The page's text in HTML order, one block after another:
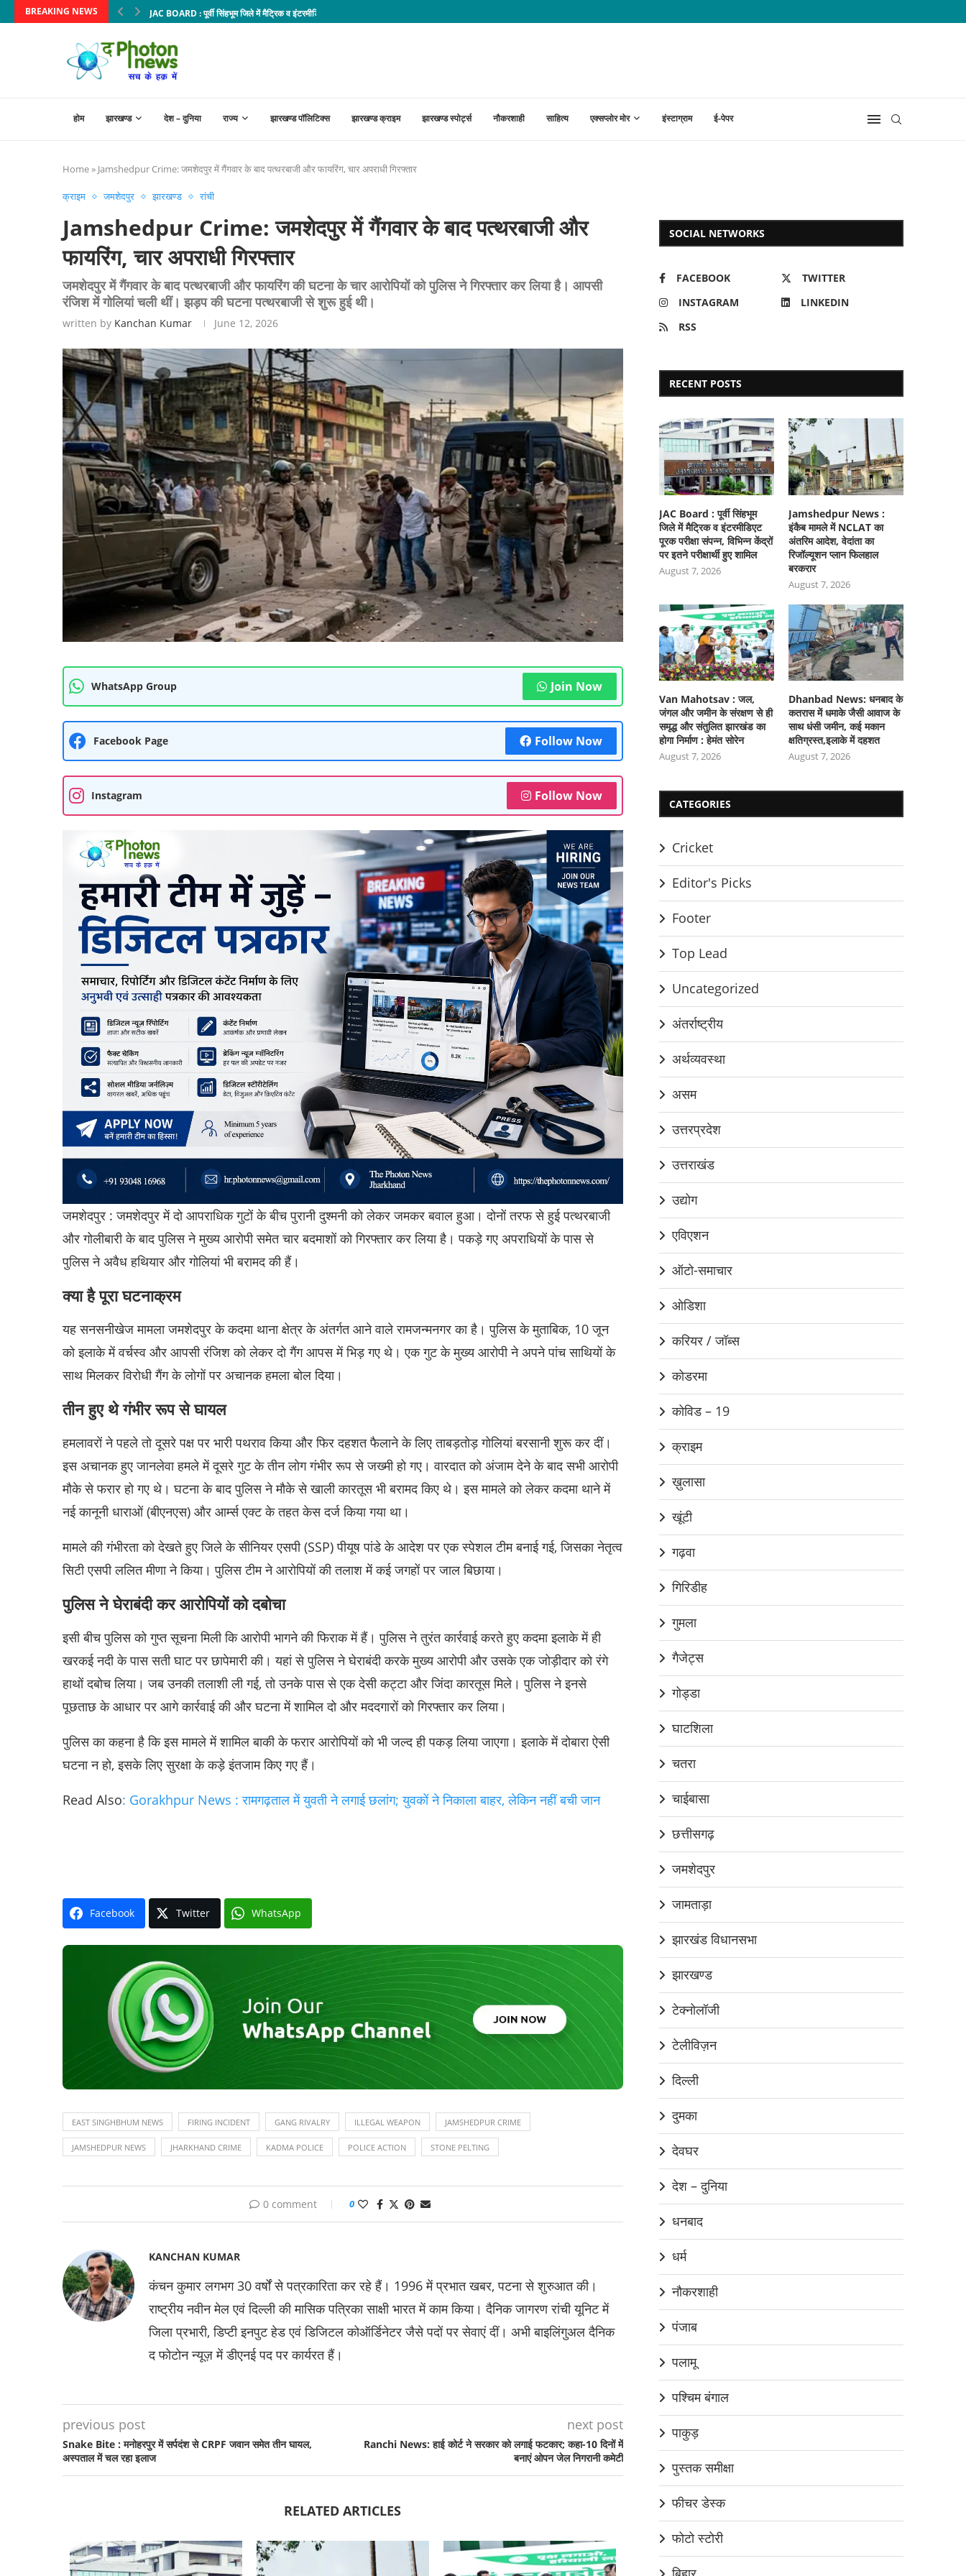
BREAKING NEWS JAC BOARD : पूर्वी सिंहभूम जिले में मैट्रिक व इंटरमीडिएट पूरक परीक्षा संपन्न, विभिन्न केंद्रों...
होम झारखण्ड देश – दुनिया राज्य झारखण्ड पॉलिटिक्स झारखण्ड क्राइम झारखण्ड स्पोर्ट्स नौकरशाही साहित्य एक्सप्लोर मोर इंस्टाग्राम ई-पेपर
Home» Jamshedpur Crime: जमशेदपुर में गैंगवार के बाद पत्थरबाजी और फायरिंग, चार अपराधी गिरफ्तार
क्राइम जमशेदपुर झारखण्ड रांची
Jamshedpur Crime: जमशेदपुर में गैंगवार के बाद पत्थरबाजी और
फायरिंग, चार अपराधी गिरफ्तार
जमशेदपुर में गैंगवार के बाद पत्थरबाजी और फायरिंग की घटना के चार आरोपियों को पुलिस ने गिरफ्तार कर लिया है। आपसी
रंजिश में गोलियां चली थीं। झड़प की घटना पत्थरबाजी से शुरू हुई थी।
written by Kanchan Kumar June 12, 2026
WhatsApp Group Join Now
Facebook Page Follow Now
Instagram Follow Now
जमशेदपुर : जमशेदपुर में दो आपराधिक गुटों के बीच पुरानी दुश्मनी को लेकर जमकर बवाल हुआ। दोनों तरफ से हुई पत्थरबाजी
और गोलीबारी के बाद पुलिस ने मुख्य आरोपी समेत चार बदमाशों को गिरफ्तार कर लिया है। पकड़े गए अपराधियों के पास से
पुलिस ने अवैध हथियार और गोलियां भी बरामद की हैं।
क्या है पूरा घटनाक्रम
यह सनसनीखेज मामला जमशेदपुर के कदमा थाना क्षेत्र के अंतर्गत आने वाले रामजन्मनगर का है। पुलिस के मुताबिक, 10 जून
को इलाके में वर्चस्व और आपसी रंजिश को लेकर दो गैंग आपस में भिड़ गए थे। एक गुट के मुख्य आरोपी ने अपने पांच साथियों के
साथ मिलकर विरोधी गैंग के लोगों पर अचानक हमला बोल दिया।
तीन हुए थे गंभीर रूप से घायल
हमलावरों ने पहले तो दूसरे पक्ष पर भारी पथराव किया और फिर दहशत फैलाने के लिए ताबड़तोड़ गोलियां बरसानी शुरू कर दीं।
इस अचानक हुए जानलेवा हमले में दूसरे गुट के तीन लोग गंभीर रूप से जख्मी हो गए। वारदात को अंजाम देने के बाद सभी आरोपी
मौके से फरार हो गए थे। घटना के बाद पुलिस ने मौके से खाली कारतूस भी बरामद किए थे। इस मामले को लेकर कदमा थाने में
नई कानूनी धाराओं (बीएनएस) और आर्म्स एक्ट के तहत केस दर्ज किया गया था।
मामले की गंभीरता को देखते हुए जिले के सीनियर एसपी (SSP) पीयूष पांडे के आदेश पर एक स्पेशल टीम बनाई गई, जिसका नेतृत्व
सिटी एसपी ललित मीणा ने किया। पुलिस टीम ने आरोपियों की तलाश में कई जगहों पर जाल बिछाया।
पुलिस ने घेराबंदी कर आरोपियों को दबोचा
इसी बीच पुलिस को गुप्त सूचना मिली कि आरोपी भागने की फिराक में हैं। पुलिस ने तुरंत कार्रवाई करते हुए कदमा इलाके में ही
खरकई नदी के पास सती घाट पर छापेमारी की। यहां से पुलिस ने घेराबंदी करके मुख्य आरोपी और उसके एक जोड़ीदार को रंगे
हाथों दबोच लिया। जब उनकी तलाशी ली गई, तो उनके पास से एक देसी कट्टा और जिंदा कारतूस मिले। पुलिस ने इनसे
पूछताछ के आधार पर आगे कार्रवाई की और घटना में शामिल दो और मददगारों को गिरफ्तार कर लिया।
पुलिस का कहना है कि इस मामले में शामिल बाकी के फरार आरोपियों को भी जल्द ही पकड़ लिया जाएगा। इलाके में दोबारा ऐसी
घटना न हो, इसके लिए सुरक्षा के कड़े इंतजाम किए गए हैं।
Read Also: Gorakhpur News : रामगढ़ताल में युवती ने लगाई छलांग; युवकों ने निकाला बाहर, लेकिन नहीं बची जान
Facebook Twitter WhatsApp
EAST SINGHBHUM NEWS FIRING INCIDENT GANG RIVALRY ILLEGAL WEAPON JAMSHEDPUR CRIME
JAMSHEDPUR NEWS JHARKHAND CRIME KADMA POLICE POLICE ACTION STONE PELTING
0 comment 0
KANCHAN KUMAR
कंचन कुमार लगभग 30 वर्षों से पत्रकारिता कर रहे हैं। 1996 में प्रभात खबर, पटना से शुरुआत की।
राष्ट्रीय नवीन मेल एवं दिल्ली की मासिक पत्रिका साक्षी भारत में काम किया। दैनिक जागरण रांची यूनिट में
जिला प्रभारी, डिप्टी इनपुट हेड एवं डिजिटल कोऑर्डिनेटर जैसे पदों पर सेवाएं दीं। अभी बाइलिंगुअल दैनिक
द फोटोन न्यूज़ में डीएनई पद पर कार्यरत हैं।
previous post
Snake Bite : मनोहरपुर में सर्पदंश से CRPF जवान समेत तीन घायल,
अस्पताल में चल रहा इलाज
next post
Ranchi News: हाई कोर्ट ने सरकार को लगाई फटकार; कहा-10 दिनों में
बनाएं ओपन जेल निगरानी कमेटी
RELATED ARTICLES
SOCIAL NETWORKS
FACEBOOK
TWITTER
INSTAGRAM
LINKEDIN
RSS
RECENT POSTS
JAC Board : पूर्वी सिंहभूम
जिले में मैट्रिक व इंटरमीडिएट
पूरक परीक्षा संपन्न, विभिन्न केंद्रों
पर इतने परीक्षार्थी हुए शामिल
August 7, 2026
Jamshedpur News :
इंकैब मामले में NCLAT का
अंतरिम आदेश, वेदांता का
रिजॉल्यूशन प्लान फिलहाल
बरकरार
August 7, 2026
Van Mahotsav : जल,
जंगल और जमीन के संरक्षण से ही
समृद्ध और संतुलित झारखंड का
होगा निर्माण : हेमंत सोरेन
August 7, 2026
Dhanbad News: धनबाद के
कतरास में धमाके जैसी आवाज के
साथ धंसी जमीन, कई मकान
क्षतिग्रस्त,इलाके में दहशत
August 7, 2026
CATEGORIES
Cricket
Editor's Picks
Footer
Top Lead
Uncategorized
अंतर्राष्ट्रीय
अर्थव्यवस्था
असम
उत्तरप्रदेश
उत्तराखंड
उद्योग
एविएशन
ऑटो-समाचार
ओडिशा
करियर / जॉब्स
कोडरमा
कोविड – 19
क्राइम
ख़ुलासा
खूंटी
गढ़वा
गिरिडीह
गुमला
गैजेट्स
गोड्डा
घाटशिला
चतरा
चाईबासा
छत्तीसगढ़
जमशेदपुर
जामताड़ा
झारखंड विधानसभा
झारखण्ड
टेक्नोलॉजी
टेलीविज़न
दिल्ली
दुमका
देवघर
देश – दुनिया
धनबाद
धर्म
नौकरशाही
पंजाब
पलामू
पश्चिम बंगाल
पाकुड़
पुस्तक समीक्षा
फीचर डेस्क
फोटो स्टोरी